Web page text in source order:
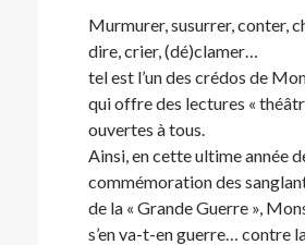
Murmurer, susurrer, conter,
dire, crier, (dé)clamer…
tel est l’un des crédos de
qui offre des lectures «
ouvertes à tous.
Ainsi, en cette ultime année
commémoration des
de la « Grande Guerre »,
s’en va-t-en guerre… contre